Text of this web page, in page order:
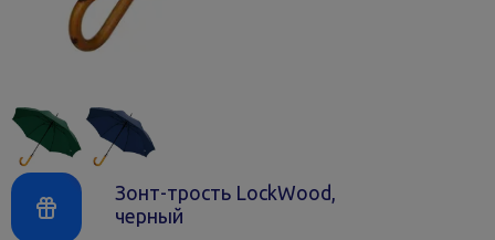
Зонт-трость LockWood,
черный